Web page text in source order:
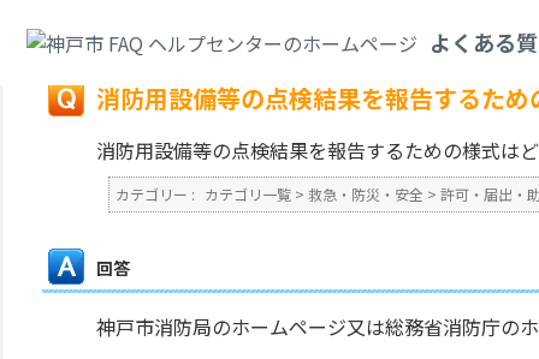
よくある
戻る
消防用設備等の点検結果を報告するた
消防用設備等の点検結果を報告するための様式は
カテゴリー : カテゴリ一覧 > 救急・防災・安全 > 許可・届出・
回答
神戸市消防局のホームページ又は総務省消防庁の